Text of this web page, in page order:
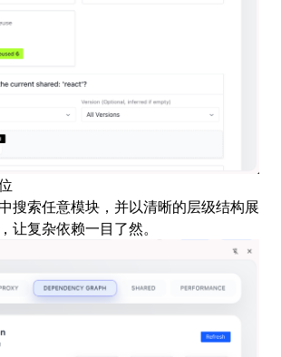
搜索任意模块，并以清晰的层级结构展
让复杂依赖一目了然。